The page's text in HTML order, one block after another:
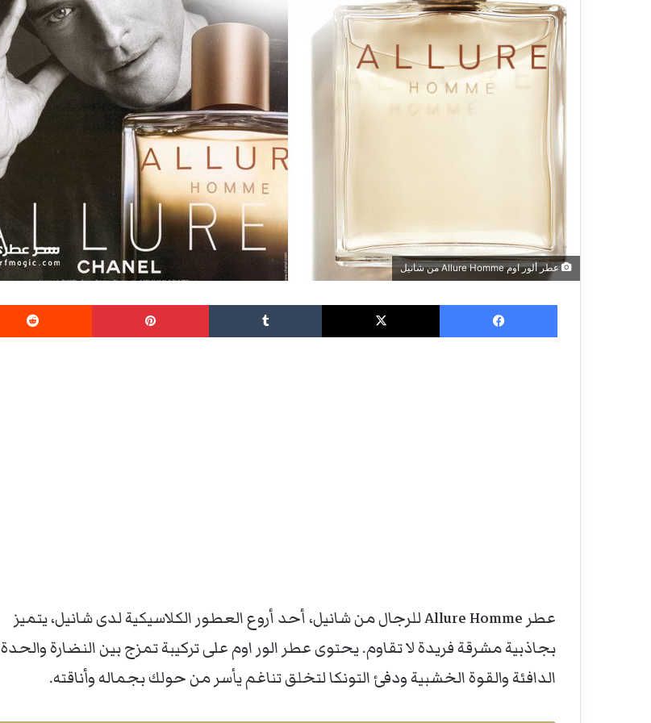
عطر ألور اوم Allure Homme من شانيل
فيسبوك ‫X بينتيريست
عطر Allure Homme للرجال من شانيل، أحد أروع العطور الكلاسيكية لدى شانيل، يتميز
بجاذبية مشرقة فريدة لا تقاوم. يحتوى عطر الور اوم على تركيبة تمزج بين النضارة والحدة
الدافئة والقوة الخشبية ودفئ التونكا لتخلق تناغم يأسر من حولك بجماله وأناقته.